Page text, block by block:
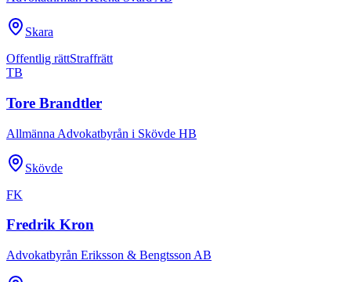
Skara
Offentlig rättStraffrätt
TB
Tore Brandtler
Allmänna Advokatbyrån i Skövde HB
Skövde
FK
Fredrik Kron
Advokatbyrån Eriksson & Bengtsson AB